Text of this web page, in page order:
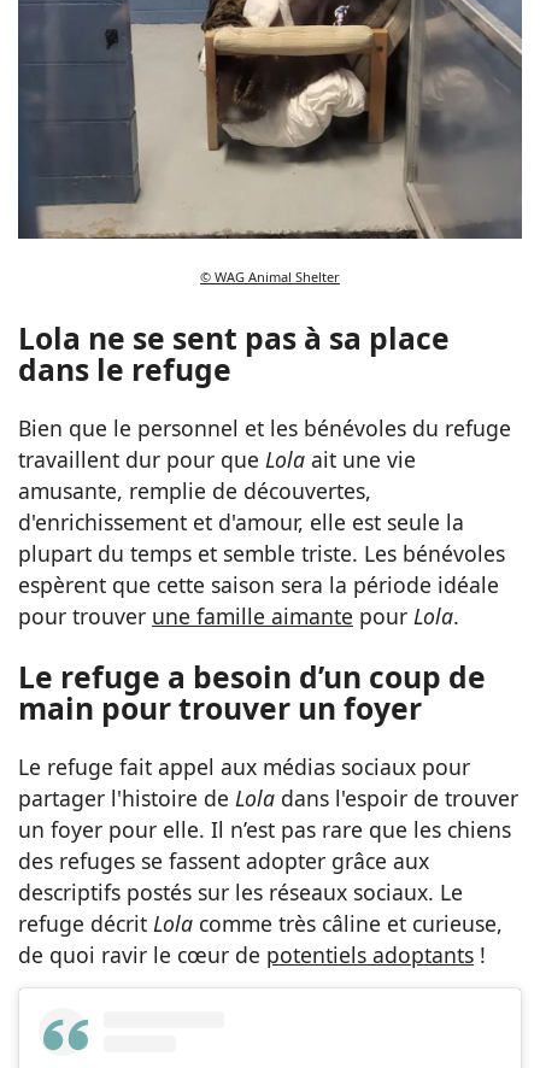
© WAG Animal Shelter
Lola ne se sent pas à sa place
dans le refuge
Bien que le personnel et les bénévoles du refuge
travaillent dur pour que Lola ait une vie
amusante, remplie de découvertes,
d'enrichissement et d'amour, elle est seule la
plupart du temps et semble triste. Les bénévoles
espèrent que cette saison sera la période idéale
pour trouver une famille aimante pour Lola.
Le refuge a besoin d’un coup de
main pour trouver un foyer
Le refuge fait appel aux médias sociaux pour
partager l'histoire de Lola dans l'espoir de trouver
un foyer pour elle. Il n’est pas rare que les chiens
des refuges se fassent adopter grâce aux
descriptifs postés sur les réseaux sociaux. Le
refuge décrit Lola comme très câline et curieuse,
de quoi ravir le cœur de potentiels adoptants !